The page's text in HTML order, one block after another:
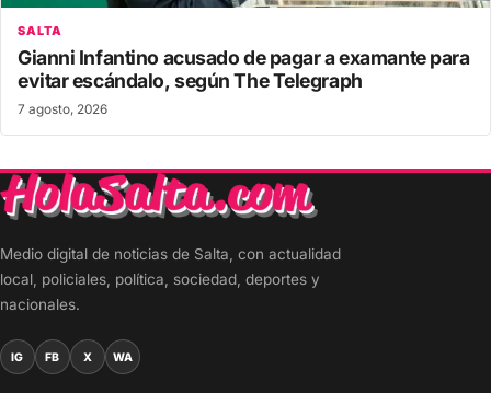
SALTA
Gianni Infantino acusado de pagar a examante para
evitar escándalo, según The Telegraph
7 agosto, 2026
Medio digital de noticias de Salta, con actualidad
local, policiales, política, sociedad, deportes y
nacionales.
IG FB X WA